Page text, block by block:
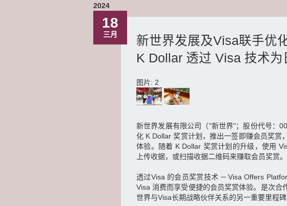
2024
18
三月
新世界发展及Visa联手优
K Dollar 透过 Visa 技术
图片: 2
新世界发展有限公司（"新世界"；股份代号：
化 K Dollar 奖赏计划，推出一签即赚会员奖赏
体验。随着 K Dollar 奖赏计划的升级，使用
上传收据，或扫描收据二维码来赚取会员奖赏。
透过Visa 的会员奖赏技术 ─ Visa Offers
Visa 消费而享受便捷的会员奖赏体验。是次
世界与Visa长期战略伙伴关系的另一重要里程碑